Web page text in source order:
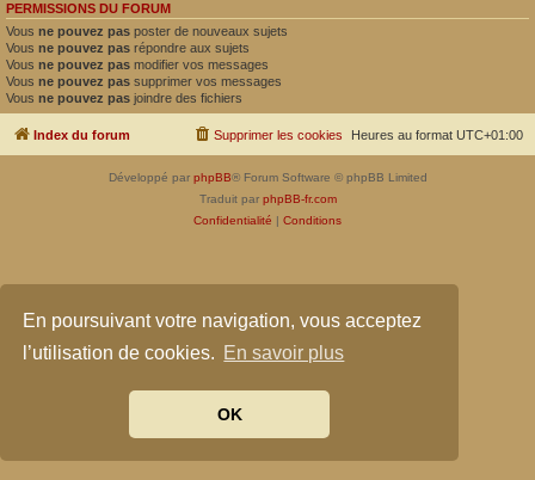
En poursuivant votre navigation, vous acceptez
l’utilisation de cookies. En savoir plus
OK
PERMISSIONS DU FORUM
Vous ne pouvez pas poster de nouveaux sujets
Vous ne pouvez pas répondre aux sujets
Vous ne pouvez pas modifier vos messages
Vous ne pouvez pas supprimer vos messages
Vous ne pouvez pas joindre des fichiers
Index du forum Heures au format UTC+01:00
Supprimer les cookies
Développé par phpBB® Forum Software © phpBB Limited
Traduit par phpBB-fr.com
Confidentialité | Conditions